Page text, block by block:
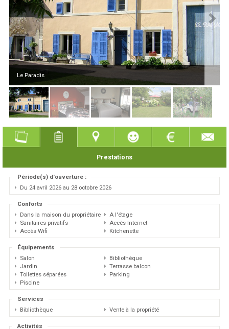
Le Paradis
Prestations
Période(s) d'ouverture :
Du 24 avril 2026 au 28 octobre 2026
Conforts
Dans la maison du propriétaire
A l'étage
Sanitaires privatifs
Accès Internet
Accès Wifi
Kitchenette
Équipements
Salon
Bibliothèque
Jardin
Terrasse balcon
Toilettes séparées
Parking
Piscine
Services
Bibliothèque
Vente à la propriété
Activités